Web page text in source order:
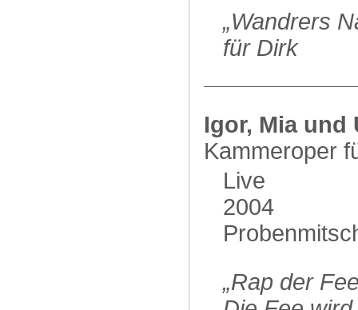
„Wandrers
für Dirk
Igor, Mia und
Kammeroper
Live
2004
„Rap der